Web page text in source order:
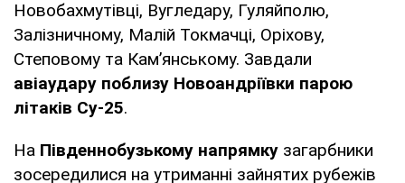
Новобахмутівці, Вугледару, Гуляйполю,
Залізничному, Малій Токмачці, Оріхову,
Степовому та Кам’янському. Завдали
авіаудару поблизу Новоандріївки парою
літаків Су-25.
На Південнобузькому напрямку загарбники
зосередилися на утриманні зайнятих рубежів